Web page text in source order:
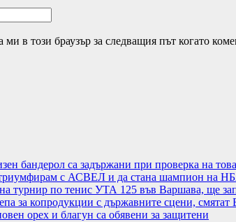
в този браузър за следващия път когато
бандерол са задържани при проверка на
с АСВЕЛ и да стана шампион на
турнир по тенис УТА 125 във Варшава, ще
за копродукции с държавните сцени,
орех и благун са обявени за защитени